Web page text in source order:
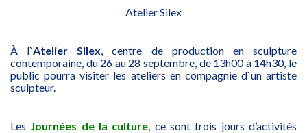
Atelier Silex
À l`Atelier Silex , centre de production en sculpture
contemporaine, du 26 au 28 septembre, de 13h00 à 14h30, le
public pourra visiter les ateliers en compagnie d`un artiste
sculpteur.
Les Journées de la culture , ce sont trois jours d’activités